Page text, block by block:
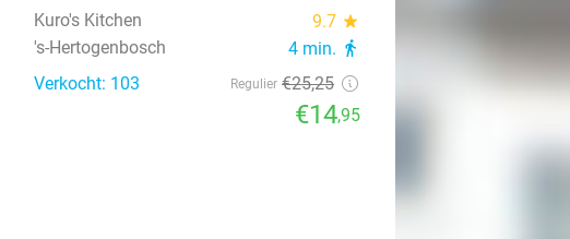
Kuro's Kitchen
9.7 star
's-Hertogenbosch 4 min. directions_walk
Verkocht: 103 Regulier €25,25
€14,95